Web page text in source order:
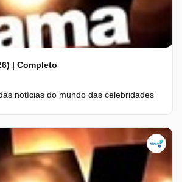
| Completo
notícias do mundo das celebridades